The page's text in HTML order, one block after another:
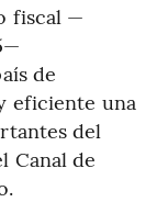
fiscal —
de
eficiente una
del
Canal de